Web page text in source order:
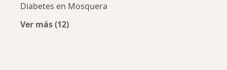
Diabetes en Mosquera
Ver más (12)